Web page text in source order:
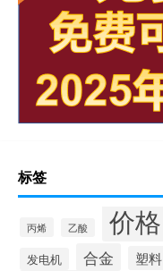
标签
丙烯 乙酸 价格
发电机 合金 塑料